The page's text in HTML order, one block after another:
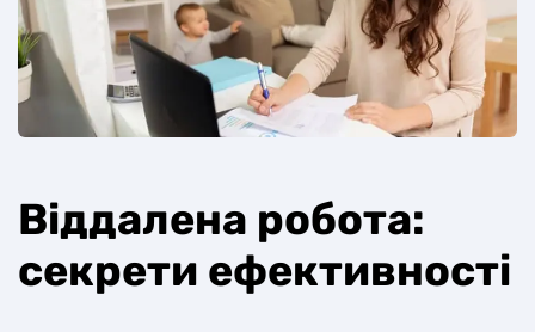
Віддалена робота:
секрети ефективності